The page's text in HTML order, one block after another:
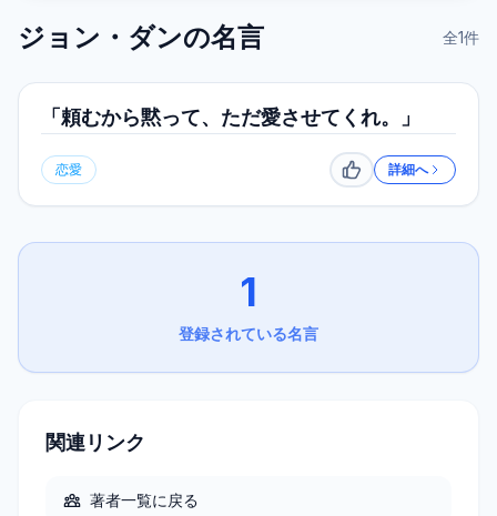
ジョン・ダンの名言 全1件
「頼むから黙って、ただ愛させてくれ。」
恋愛 いいね詳細へ
1
登録されている名言
関連リンク
著者一覧に戻る